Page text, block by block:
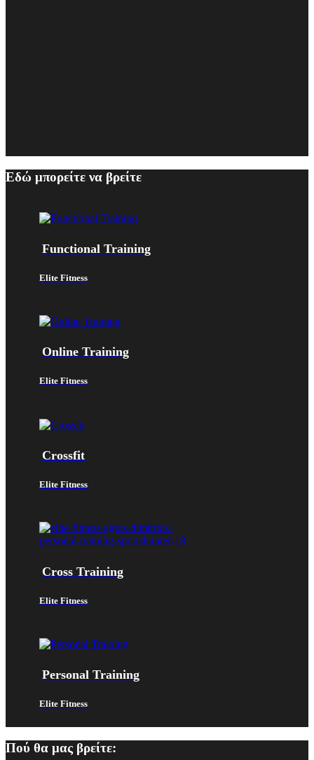
Εδώ μπορείτε να βρείτε
Functional Training
Elite Fitness
Online Training
Elite Fitness
Crossfit
Elite Fitness
Cross Training
Elite Fitness
Personal Training
Elite Fitness
Πού θα μας βρείτε: